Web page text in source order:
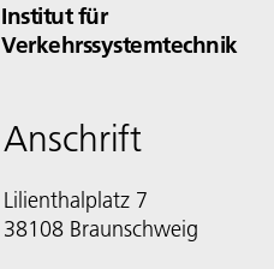
Institut für
Verkehrssystemtechnik
Anschrift
Lilienthalplatz 7
38108 Braunschweig